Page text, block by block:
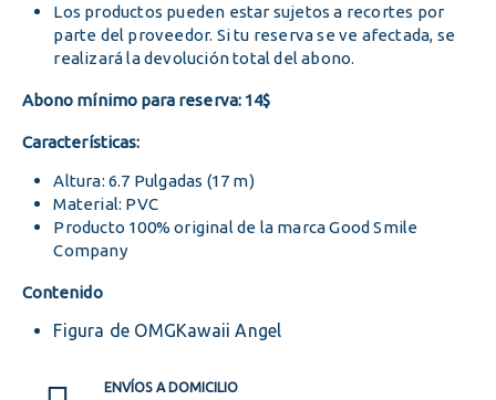
Los productos pueden estar sujetos a recortes por
parte del proveedor. Si tu reserva se ve afectada, se
realizará la devolución total del abono.
Abono mínimo para reserva: 14$
Características:
Altura: 6.7 Pulgadas (17 m)
Material: PVC
Producto 100% original de la marca Good Smile
Company
Contenido
Figura de OMGKawaii Angel
ENVÍOS A DOMICILIO